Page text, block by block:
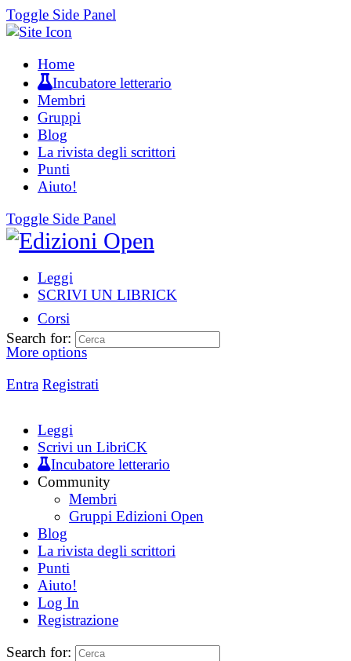
Toggle Side Panel
Home
Incubatore letterario
Membri
Gruppi
Blog
La rivista degli scrittori
Punti
Aiuto!
Toggle Side Panel
Leggi
SCRIVI UN LIBRICK
Corsi
More options
Entra Registrati
Search for:
Leggi
Scrivi un LibriCK
Incubatore letterario
Community
Membri
Gruppi Edizioni Open
Blog
La rivista degli scrittori
Punti
Aiuto!
Log In
Registrazione
Search for: